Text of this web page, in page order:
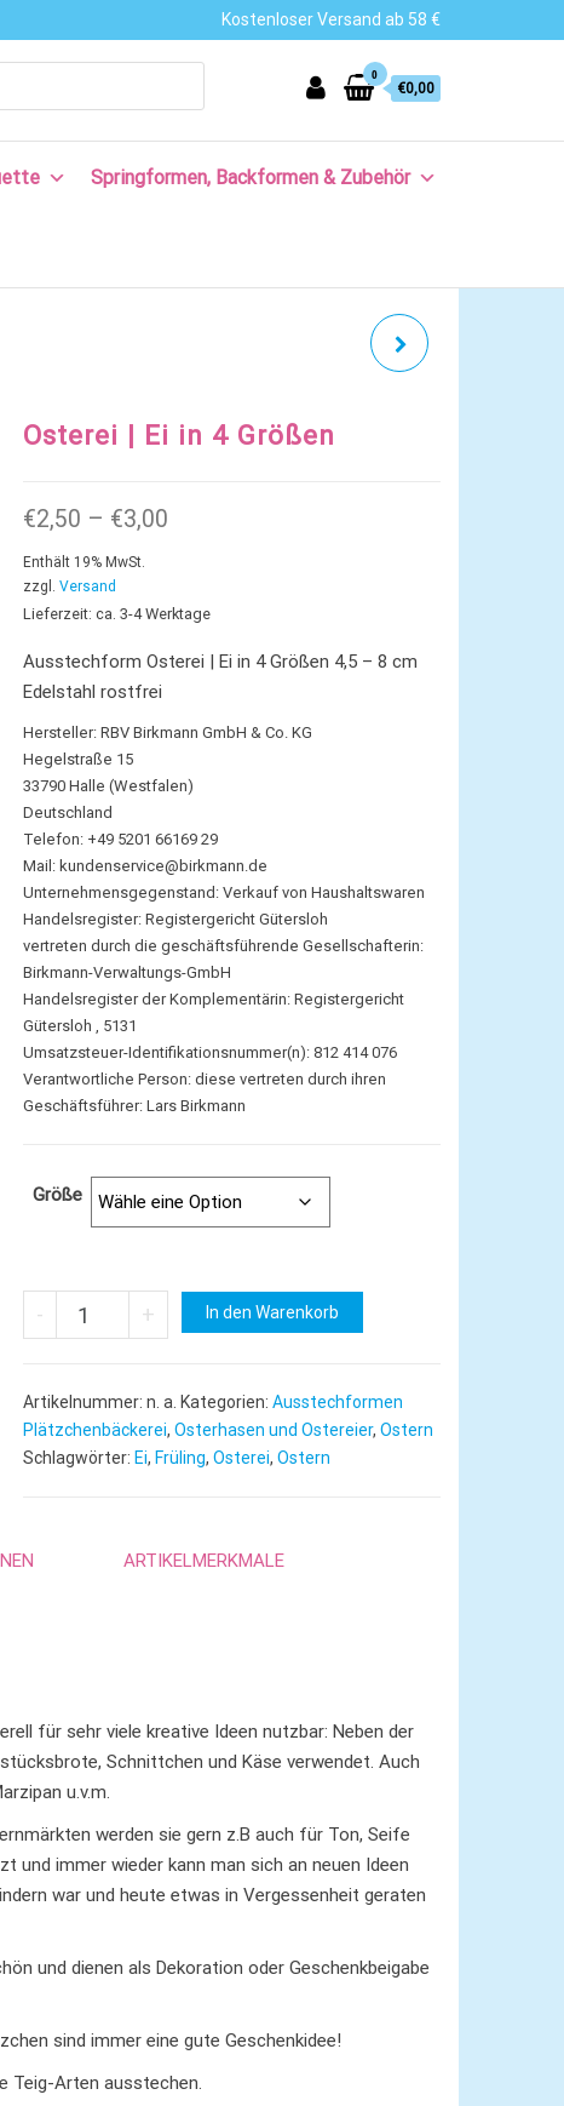
Kostenloser Versand ab 58 €
0
€0,00
Springformen, Backformen & Zubehör
Osterei | Ei in 4 Größen
€2,50 – €3,00
Enthält 19% MwSt.
zzgl. Versand
Lieferzeit: ca. 3-4 Werktage
Ausstechform Osterei | Ei in 4 Größen 4,5 – 8 cm
Edelstahl rostfrei
Hersteller: RBV Birkmann GmbH & Co. KG
Hegelstraße 15
33790 Halle (Westfalen)
Deutschland
Telefon: +49 5201 66169 29
Mail: kundenservice@birkmann.de
Unternehmensgegenstand: Verkauf von Haushaltswaren
Handelsregister: Registergericht Gütersloh
vertreten durch die geschäftsführende Gesellschafterin:
Birkmann-Verwaltungs-GmbH
Handelsregister der Komplementärin: Registergericht
Gütersloh , 5131
Umsatzsteuer-Identifikationsnummer(n): 812 414 076
Verantwortliche Person: diese vertreten durch ihren
Geschäftsführer: Lars Birkmann
Größe
- Osterei | Ei in 4 Größen Menge
+ In den Warenkorb
e
r
Artikelnummer: n. a. Kategorien: Ausstechformen
Plätzchenbäckerei, Osterhasen und Ostereier, Ostern
Schlagwörter: Ei, Früling, Osterei, Ostern
ARTIKELMERKMALE
für sehr viele kreative Ideen nutzbar: Neben der
Schnittchen und Käse verwendet. Auch
u.v.m.
werden sie gern z.B auch für Ton, Seife
und immer wieder kann man sich an neuen Ideen
war und heute etwas in Vergessenheit geraten
und dienen als Dekoration oder Geschenkbeigabe
sind immer eine gute Geschenkidee!
Teig-Arten ausstechen.